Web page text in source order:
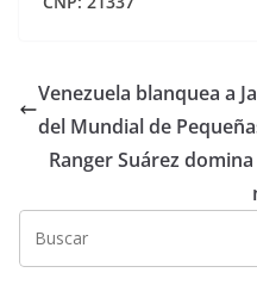
Venezuela blanquea a
del Mundial de
Ranger Suárez